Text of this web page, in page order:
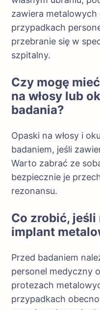
zawiera
przypadkach
przebranie się w
szpitalny.
Czy mogę
na włosy lub
badania?
Opaski na włosy i
badaniem, jeśli
Warto zabrać ze
bezpiecznie je
rezonansu.
Co zrobić,
implant
Przed badaniem
personel medyczny
protezach
przypadkach